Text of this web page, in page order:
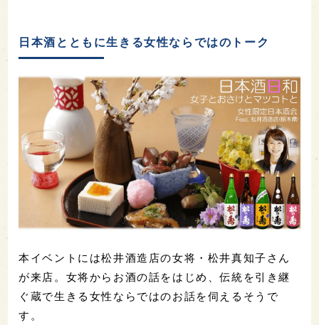
日本酒とともに生きる女性ならではのトーク
本イベントには松井酒造店の女将・松井真知子さん
が来店。女将からお酒の話をはじめ、伝統を引き継
ぐ蔵で生きる女性ならではのお話を伺えるそうで
す。